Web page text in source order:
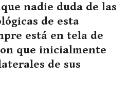
nadie duda de las
de esta
está en tela de
que inicialmente
de sus